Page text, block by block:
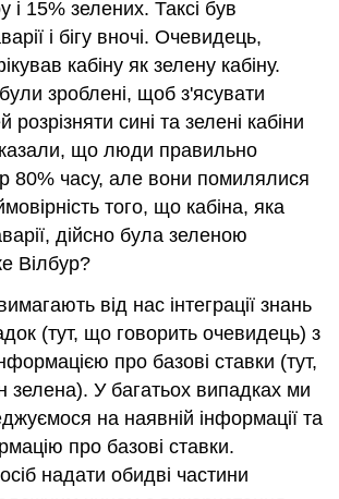
і 15% зелених. Таксі був
і бігу вночі. Очевидець,
кабіну як зелену кабіну.
зроблені, щоб з'ясувати
розрізняти сині та зелені кабіни
що люди правильно
80% часу, але вони помилялися
того, що кабіна, яка
дійсно була зеленою
Вілбур?
від нас інтеграції знань
(тут, що говорить очевидець) з
про базові ставки (тут,
зелена). У багатьох випадках ми
на наявній інформації та
про базові ставки.
надати обидві частини